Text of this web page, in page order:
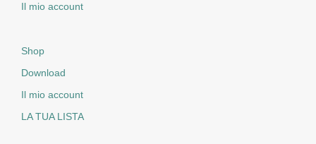
Il mio account
Shop
Download
Il mio account
LA TUA LISTA